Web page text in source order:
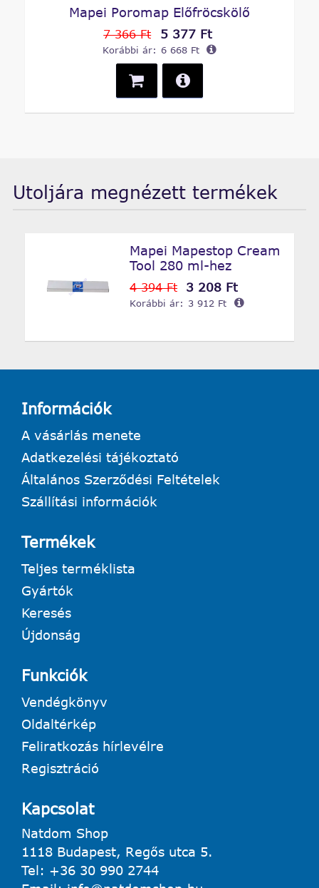
Mapei Poromap Előfröcskölő
7 366 Ft 5 377 Ft
Korábbi ár: 6 668 Ft
Utoljára megnézett termékek
Mapei Mapestop Cream
Tool 280 ml-hez
4 394 Ft 3 208 Ft
Korábbi ár: 3 912 Ft
Információk
A vásárlás menete
Adatkezelési tájékoztató
Általános Szerződési Feltételek
Szállítási információk
Termékek
Teljes terméklista
Gyártók
Keresés
Újdonság
Funkciók
Vendégkönyv
Oldaltérkép
Feliratkozás hírlevélre
Regisztráció
Kapcsolat
Natdom Shop
1118 Budapest, Regős utca 5.
Tel: +36 30 990 2744